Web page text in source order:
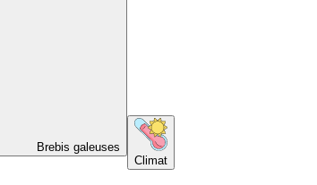
Brebis galeuses
Climat